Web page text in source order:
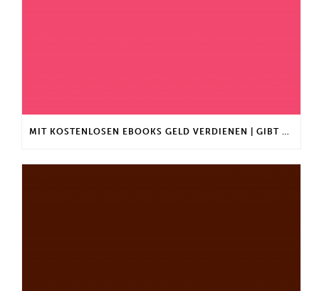
MIT KOSTENLOSEN EBOOKS GELD VERDIENEN | GIBT ES EINEN MAXIMALEN ANLAGEBETRAG?